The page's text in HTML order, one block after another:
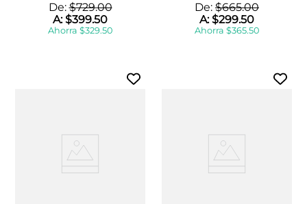
De:$729.00
A:$399.50
Ahorra $329.50
De: $665.00
A:$299.50
Ahorra $365.50